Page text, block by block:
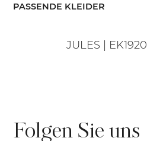
​PASSENDE KLEIDER
JULES | EK1920
Folgen Sie uns